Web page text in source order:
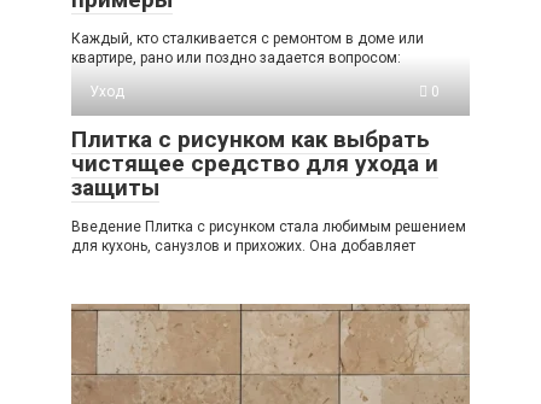
Каждый, кто сталкивается с ремонтом в доме или
квартире, рано или поздно задается вопросом:
Уход
0
Плитка с рисунком как выбрать
чистящее средство для ухода и
защиты
Введение Плитка с рисунком стала любимым решением
для кухонь, санузлов и прихожих. Она добавляет